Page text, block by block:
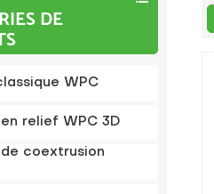
DE
WPC
relief WPC 3D
coextrusion